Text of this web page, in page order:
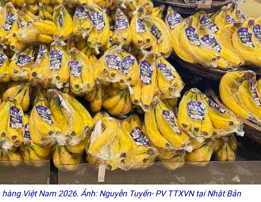
Việt Nam 2026. Ảnh: Nguyễn Tuyến- PV TTXVN tại Nhật Bản